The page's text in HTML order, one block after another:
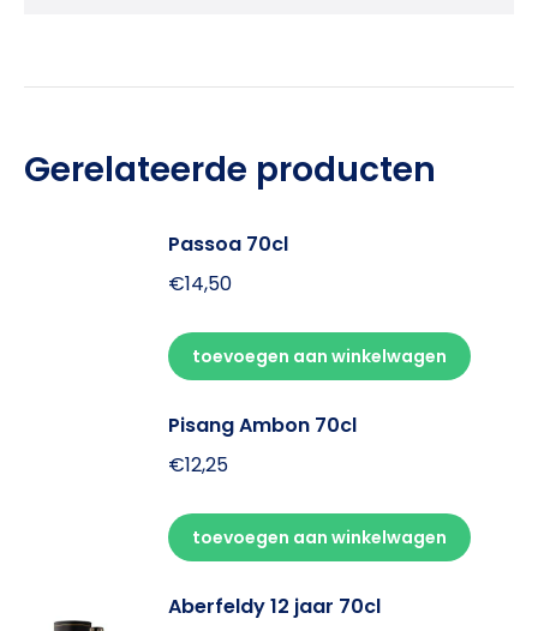
Gerelateerde producten
Passoa 70cl
€14,50
toevoegen aan winkelwagen
Pisang Ambon 70cl
€12,25
toevoegen aan winkelwagen
Aberfeldy 12 jaar 70cl